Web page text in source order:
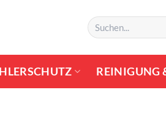
Suchen
nach:
REINIGUNG